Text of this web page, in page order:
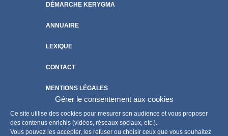
Gérer le consentement aux cookies
Ce site utilise des cookies pour mesurer son audience et vous proposer
des contenus enrichis (vidéos, réseaux sociaux, etc.).
Vous pouvez les accepter, les refuser ou choisir ceux que vous souhaitez
DÉMARCHE KERYGMA
ANNUAIRE
LEXIQUE
CONTACT
MENTIONS LÉGALES